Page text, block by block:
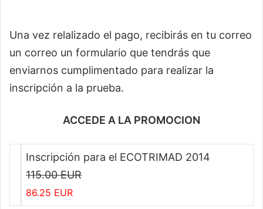
Una vez relalizado el pago, recibirás en tu correo
un correo un formulario que tendrás que
enviarnos cumplimentado para realizar la
inscripción a la prueba.
ACCEDE A LA PROMOCION
Inscripción para el ECOTRIMAD 2014
115.00 EUR
86.25 EUR